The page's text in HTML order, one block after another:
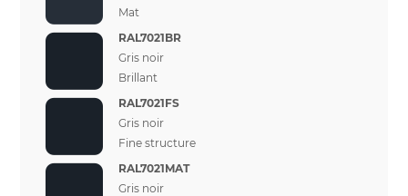
Mat
RAL7021BR
Gris noir
Brillant
RAL7021FS
Gris noir
Fine structure
RAL7021MAT
Gris noir